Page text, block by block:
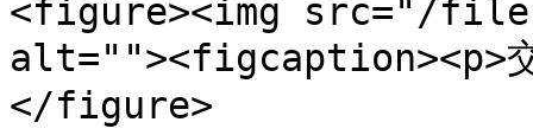
<figure><img src="/files/
alt=""><figcaption><p>
</figure>